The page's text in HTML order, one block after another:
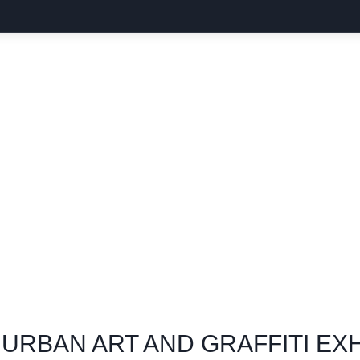
ART AND GRAFFITI